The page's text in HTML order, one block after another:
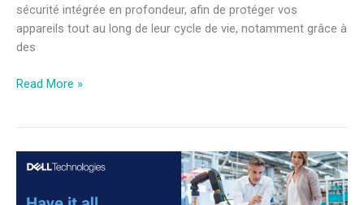
sécurité intégrée en profondeur, afin de protéger vos
appareils tout au long de leur cycle de vie, notamment grâce à
des
Read More »
Have
all: